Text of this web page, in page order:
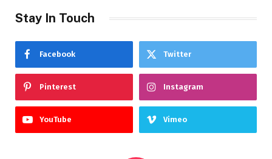
Stay In Touch
Facebook Twitter
Pinterest Instagram
YouTube Vimeo